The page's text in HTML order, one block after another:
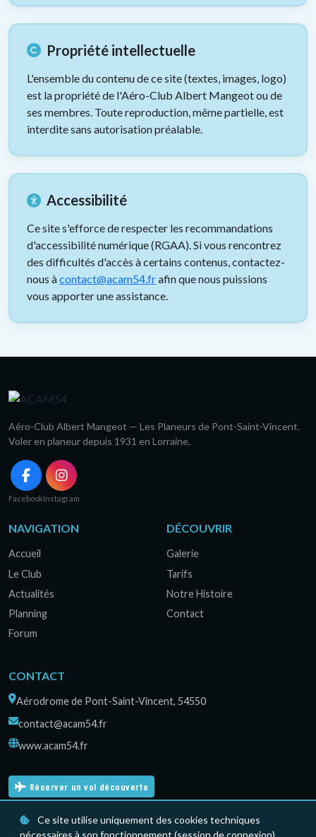
Ce site utilise uniquement des cookies techniques
nécessaires à son fonctionnement (session de connexion).
Propriété intellectuelle
L'ensemble du contenu de ce site (textes, images, logo)
est la propriété de l'Aéro-Club Albert Mangeot ou de
ses membres. Toute reproduction, même partielle, est
interdite sans autorisation préalable.
Accessibilité
Ce site s'efforce de respecter les recommandations
d'accessibilité numérique (RGAA). Si vous rencontrez
des difficultés d'accès à certains contenus, contactez-
nous àcontact@acam54.frafin que nous puissions
vous apporter une assistance.
Aéro-Club Albert Mangeot — Les Planeurs de Pont-Saint-Vincent.
Voler en planeur depuis 1931 en Lorraine.
FacebookInstagram
NAVIGATION
Accueil
Le Club
Actualités
Planning
Forum
DÉCOUVRIR
Galerie
Tarifs
Notre Histoire
Contact
CONTACT
Aérodrome de Pont-Saint-Vincent, 54550
contact@acam54.fr
www.acam54.fr
Réserver un vol découverte
© 2026 ACAM54 — Les Planeurs de Pont-Saint-Vincent.